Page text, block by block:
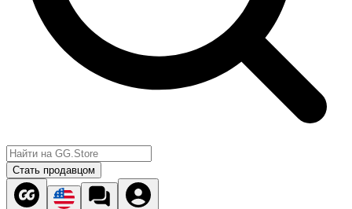
Стать продавцом